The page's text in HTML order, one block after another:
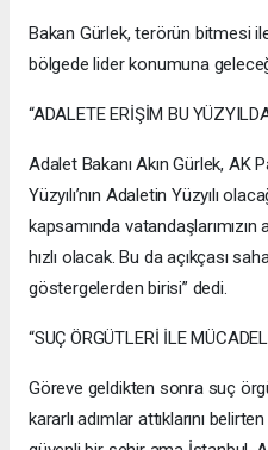
Bakan Gürlek, terörün bitmesi
bölgede lider konumuna
“ADALETE ERİŞİM BU
Adalet Bakanı Akın Gürlek, AK
Yüzyılı’nın Adaletin Yüzyılı
kapsamında
hızlı olacak. Bu da açıkçası
göstergelerden birisi” dedi.
“SUÇ ÖRGÜTLERİ İLE
Göreve geldikten sonra suç
kararlı adımlar attıklarını